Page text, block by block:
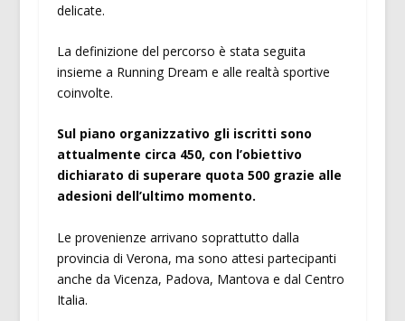
delicate.
La definizione del percorso è stata seguita
insieme a Running Dream e alle realtà sportive
coinvolte.
Sul piano organizzativo gli iscritti sono
attualmente circa 450, con l’obiettivo
dichiarato di superare quota 500 grazie alle
adesioni dell’ultimo momento.
Le provenienze arrivano soprattutto dalla
provincia di Verona, ma sono attesi partecipanti
anche da Vicenza, Padova, Mantova e dal Centro
Italia.